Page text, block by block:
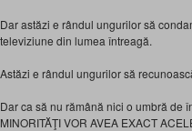
Dar astăzi e rândul ungurilor să
televiziune din lumea întreagă.
Astăzi e rândul ungurilor să
Dar ca să nu rămână nici o umbră de
MINORITĂŢI VOR AVEA EXACT